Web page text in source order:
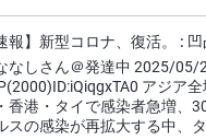
なしさん＠発達中 2025/05/
アジア
香港・タイで感染者急増、
スの感染が再拡大する中、